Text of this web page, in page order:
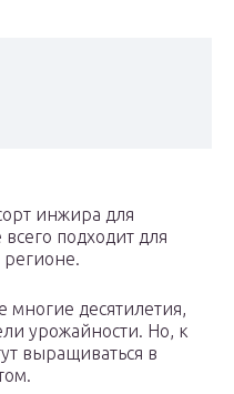
инжира для
подходит для
многие десятилетия,
урожайности. Но, к
выращиваться в